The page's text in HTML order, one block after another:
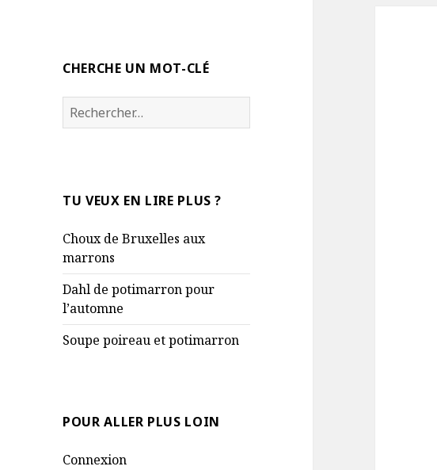
CHERCHE UN MOT-CLÉ
Rechercher :
TU VEUX EN LIRE PLUS ?
Choux de Bruxelles aux
marrons
Dahl de potimarron pour
l’automne
Soupe poireau et potimarron
POUR ALLER PLUS LOIN
Connexion